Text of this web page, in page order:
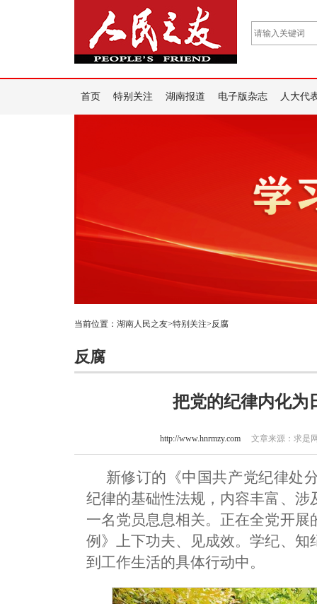
首页 特别关注 湖南报道 电子版杂志 人大代
当前位置： 湖南人民之友>特别关注>反腐
反腐
把党的纪律内化为
http://www.hnrmzy.com 文章来源：求是
新修订的《中国共产党纪律处
纪律的基础性法规，内容丰富、
一名党员息息相关。正在全党开
例》上下功夫、见成效。学纪、
到工作生活的具体行动中。